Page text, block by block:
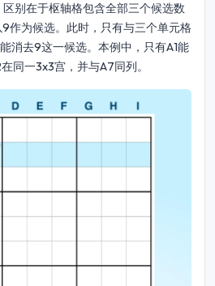
别在于枢轴格包含全部三个候选数
作为候选。此时，只有与三个单元格
消去9这一候选。本例中，只有A1能
同一3x3宫，并与A7同列。